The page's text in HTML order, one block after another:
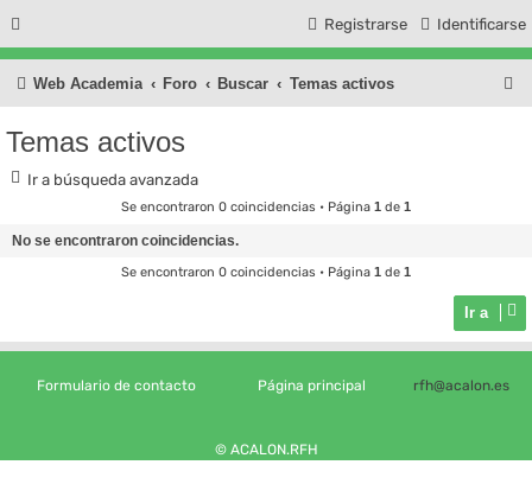
Identificarse
Registrarse
Web Academia Foro Buscar Temas activos
Temas activos
Ir a búsqueda avanzada
Se encontraron 0 coincidencias • Página 1 de 1
No se encontraron coincidencias.
Se encontraron 0 coincidencias • Página 1 de 1
Ir a
Formulario de contacto Página principal rfh@acalon.es
© ACALON.RFH